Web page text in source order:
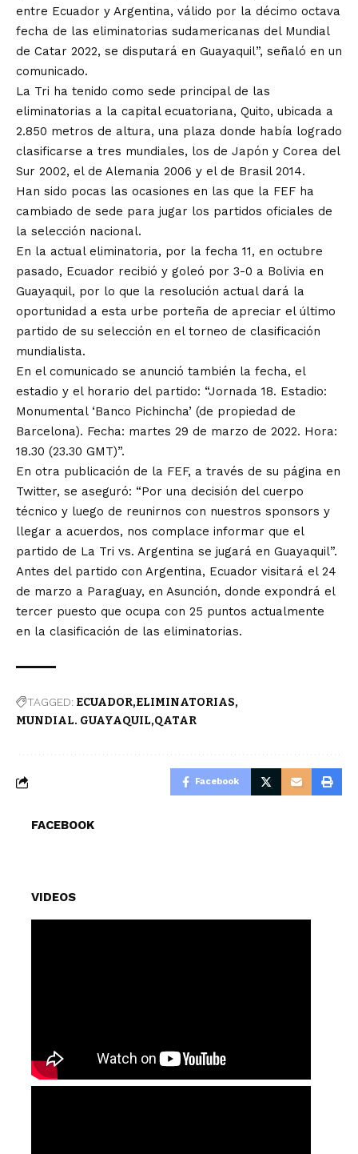
entre Ecuador y Argentina, válido por la décimo octava
fecha de las eliminatorias sudamericanas del Mundial
de Catar 2022, se disputará en Guayaquil”, señaló en un
comunicado.
La Tri ha tenido como sede principal de las
eliminatorias a la capital ecuatoriana, Quito, ubicada a
2.850 metros de altura, una plaza donde había logrado
clasificarse a tres mundiales, los de Japón y Corea del
Sur 2002, el de Alemania 2006 y el de Brasil 2014.
Han sido pocas las ocasiones en las que la FEF ha
cambiado de sede para jugar los partidos oficiales de
la selección nacional.
En la actual eliminatoria, por la fecha 11, en octubre
pasado, Ecuador recibió y goleó por 3-0 a Bolivia en
Guayaquil, por lo que la resolución actual dará la
oportunidad a esta urbe porteña de apreciar el último
partido de su selección en el torneo de clasificación
mundialista.
En el comunicado se anunció también la fecha, el
estadio y el horario del partido: “Jornada 18. Estadio:
Monumental ‘Banco Pichincha’ (de propiedad de
Barcelona). Fecha: martes 29 de marzo de 2022. Hora:
18.30 (23.30 GMT)”.
En otra publicación de la FEF, a través de su página en
Twitter, se aseguró: “Por una decisión del cuerpo
técnico y luego de reunirnos con nuestros sponsors y
llegar a acuerdos, nos complace informar que el
partido de La Tri vs. Argentina se jugará en Guayaquil”.
Antes del partido con Argentina, Ecuador visitará el 24
de marzo a Paraguay, en Asunción, donde expondrá el
tercer puesto que ocupa con 25 puntos actualmente
en la clasificación de las eliminatorias.
TAGGED: ECUADOR ELIMINATORIAS
MUNDIAL. GUAYAQUIL QATAR
Facebook
FACEBOOK
VIDEOS